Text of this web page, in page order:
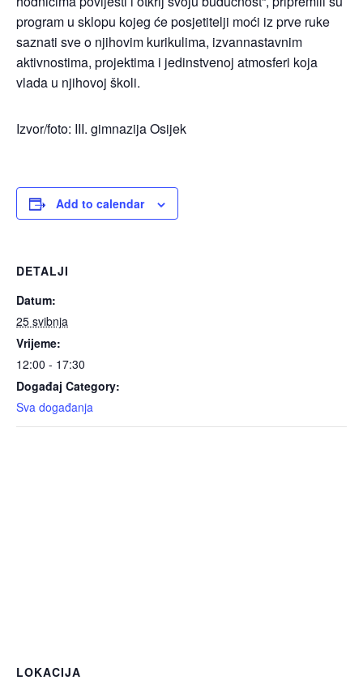
program u sklopu kojeg će posjetitelji moći iz prve ruke
saznati sve o njihovim kurikulima, izvannastavnim
aktivnostima, projektima i jedinstvenoj atmosferi koja
vlada u njihovoj školi.
Izvor/foto: III. gimnazija Osijek
Add to calendar
DETALJI
Datum:
25 svibnja
Vrijeme:
12:00 - 17:30
Događaj Category:
Sva događanja
LOKACIJA